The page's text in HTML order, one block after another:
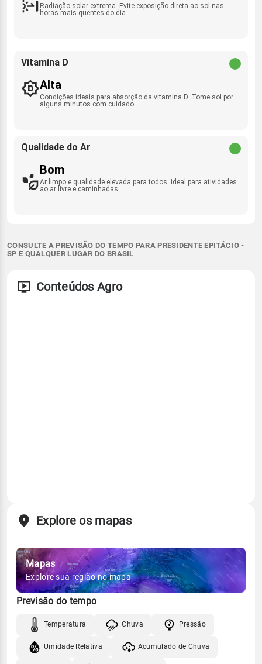
Radiação solar extrema. Evite exposição direta ao sol nas
horas mais quentes do dia.
Vitamina D
Alta
Condições ideais para absorção da vitamina D. Tome sol por
alguns minutos com cuidado.
Qualidade do Ar
Bom
Ar limpo e qualidade elevada para todos. Ideal para atividades
ao ar livre e caminhadas.
CONSULTE A PREVISÃO DO TEMPO PARA PRESIDENTE EPITÁCIO -
SP E QUALQUER LUGAR DO BRASIL
Conteúdos Agro
Explore os mapas
Mapas
Explore sua região no mapa
Previsão do tempo
Temperatura Chuva Pressão
Umidade Relativa Acumulado de Chuva